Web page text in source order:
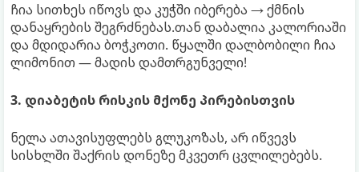
ჩია სითხეს იწოვს და კუჭში იბერება → ქმნის
დანაყრების შეგრძნებას.თან დაბალია კალორიაში
და მდიდარია ბოჭკოთი. წყალში დალბობილი ჩია
ლიმონით — მადის დამთრგუნველი!
3. დიაბეტის რისკის მქონე პირებისთვის
ნელა ათავისუფლებს გლუკოზას, არ იწვევს
სისხლში შაქრის დონეზე მკვეთრ ცვლილებებს.